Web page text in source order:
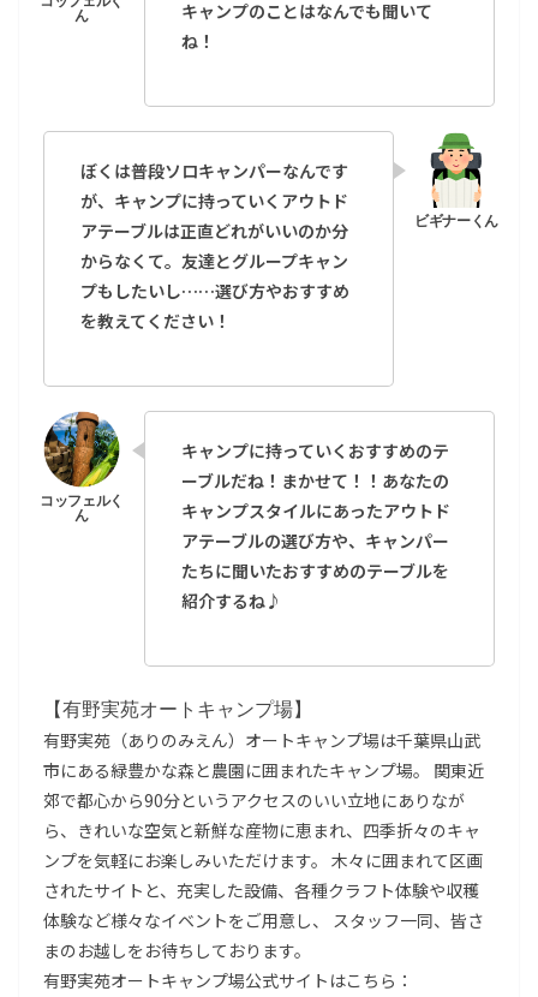
キャンプのことはなんでも聞いて
ね！
ぼくは普段ソロキャンパーなんです
が、キャンプに持っていくアウトド
アテーブルは正直どれがいいのか分
からなくて。友達とグループキャン
プもしたいし……選び方やおすすめ
を教えてください！
キャンプに持っていくおすすめのテ
ーブルだね！まかせて！！あなたの
キャンプスタイルにあったアウトド
アテーブルの選び方や、キャンパー
たちに聞いたおすすめのテーブルを
紹介するね♪
【有野実苑オートキャンプ場】
有野実苑（ありのみえん）オートキャンプ場は千葉県山武
市にある緑豊かな森と農園に囲まれたキャンプ場。 関東近
郊で都心から90分というアクセスのいい立地にありなが
ら、きれいな空気と新鮮な産物に恵まれ、四季折々のキャ
ンプを気軽にお楽しみいただけます。 木々に囲まれて区画
されたサイトと、充実した設備、各種クラフト体験や収穫
体験など様々なイベントをご用意し、 スタッフ一同、皆さ
まのお越しをお待ちしております。
有野実苑オートキャンプ場公式サイトはこちら：